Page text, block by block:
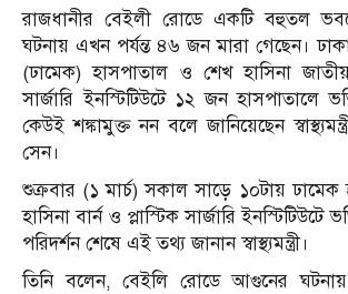
রাজধানীর বেইলী রোডে একটি বহুতল
ঘটনায় এখন পর্যন্ত ৪৬ জন মারা গেছেন।
(ঢামেক) হাসপাতাল ও শেখ হাসিনা জাতীয়
সার্জারি ইনস্টিটিউটে ১২ জন হাসপাতালে
কেউই শঙ্কামুক্ত নন বলে জানিয়েছেন
সেন।
শুক্রবার (১ মার্চ) সকাল সাড়ে ১০টায়
হাসিনা বার্ন ও প্লাস্টিক সার্জারি ইনস্টিটিউটে
পরিদর্শন শেষে এই তথ্য জানান স্বাস্থ্যমন্ত্রী।
তিনি বলেন, বেইলি রোডে আগুনের ঘটনায়